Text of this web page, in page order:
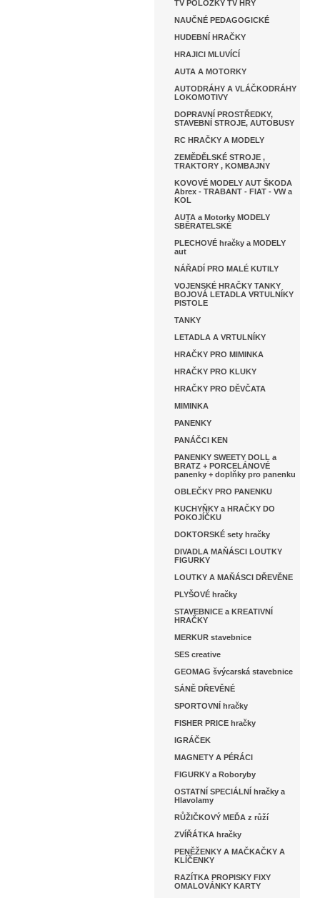
TV POLOŽKY TV HRY
NAUČNÉ PEDAGOGICKÉ
HUDEBNÍ HRAČKY
HRAJICI MLUVÍCÍ
AUTA A MOTORKY
AUTODRÁHY A VLÁČKODRÁHY
LOKOMOTIVY
DOPRAVNÍ PROSTŘEDKY,
STAVEBNÍ STROJE, AUTOBUSY
RC HRAČKY A MODELY
ZEMĚDĚLSKÉ STROJE ,
TRAKTORY , KOMBAJNY
KOVOVÉ MODELY AUT ŠKODA
Abrex - TRABANT - FIAT - VW a
KOL
AUTA a Motorky MODELY
SBĚRATELSKÉ
PLECHOVÉ hračky a MODELY
aut
NÁŘADÍ PRO MALÉ KUTILY
VOJENSKÉ HRAČKY TANKY
BOJOVÁ LETADLA VRTULNÍKY
PISTOLE
TANKY
LETADLA A VRTULNÍKY
HRAČKY PRO MIMINKA
HRAČKY PRO KLUKY
HRAČKY PRO DĚVČATA
MIMINKA
PANENKY
PANÁČCI KEN
PANENKY SWEETY DOLL a
BRATZ + PORCELÁNOVÉ
panenky + doplňky pro panenku
OBLEČKY PRO PANENKU
KUCHYŇKY a HRAČKY DO
POKOJÍČKU
DOKTORSKÉ sety hračky
DIVADLA MAŇÁSCI LOUTKY
FIGURKY
LOUTKY A MAŇÁSCI DŘEVĚNE
PLYŠOVÉ hračky
STAVEBNICE a KREATIVNÍ
HRAČKY
MERKUR stavebnice
SES creative
GEOMAG švýcarská stavebnice
SÁNĚ DŘEVĚNÉ
SPORTOVNÍ hračky
FISHER PRICE hračky
IGRÁČEK
MAGNETY A PÉRÁCI
FIGURKY a Roboryby
OSTATNÍ SPECIÁLNÍ hračky a
Hlavolamy
RŮŽIČKOVÝ MEĎA z růží
ZVÍŘÁTKA hračky
PENĚŽENKY A MAČKAČKY A
KLÍČENKY
RAZÍTKA PROPISKY FIXY
OMALOVÁNKY KARTY